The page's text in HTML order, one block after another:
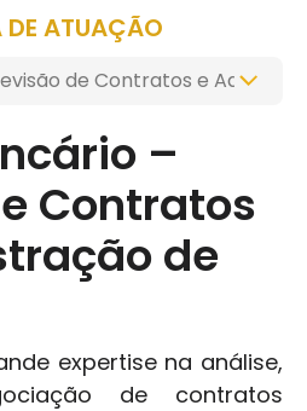
DE ATUAÇÃO
–
Contratos
de
expertise na análise,
de contratos